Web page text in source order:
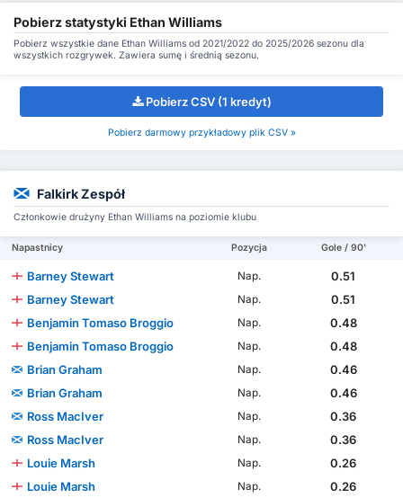
Pobierz statystyki Ethan Williams
Pobierz wszystkie dane Ethan Williams od 2021/2022 do 2025/2026 sezonu dla
wszystkich rozgrywek. Zawiera sumę i średnią sezonu.
Pobierz CSV (1 kredyt)
Pobierz darmowy przykładowy plik CSV »
Falkirk Zespół
Członkowie drużyny Ethan Williams na poziomie klubu
Napastnicy Pozycja Gole / 90'
Barney Stewart Nap.
0.51
Barney Stewart
Nap.
0.51
Benjamin Tomaso Broggio
Nap.
0.48
Benjamin Tomaso Broggio
Nap.
0.48
Brian Graham
Nap.
0.46
Brian Graham
Nap.
0.46
Ross MacIver
Nap.
0.36
Ross MacIver
Nap.
0.36
Louie Marsh
Nap.
0.26
Louie Marsh
Nap.
0.26